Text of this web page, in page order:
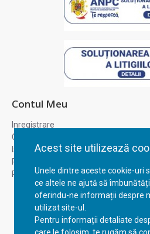
Acest site utilizează
Unele dintre aceste cookie-uri
ce altele ne ajută să
oferindu-ne informații despre
utilizat site-ul.
Pentru informații detaliate
Contul Meu
Inregistrare
Contul meu
Istoric comenzi
Recuperare parola
Returnare produs